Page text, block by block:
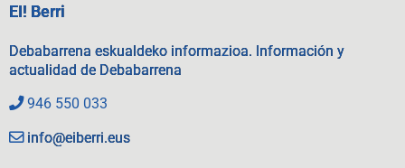
EI! Berri
Debabarrena eskualdeko informazioa. Información y
actualidad de Debabarrena
946 550 033
info@eiberri.eus